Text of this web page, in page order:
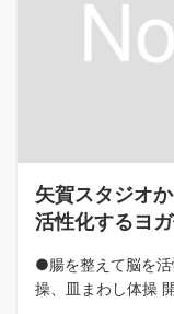
矢賀スタジオ
活性化するヨ
●腸を整えて脳を
操、皿まわし体操